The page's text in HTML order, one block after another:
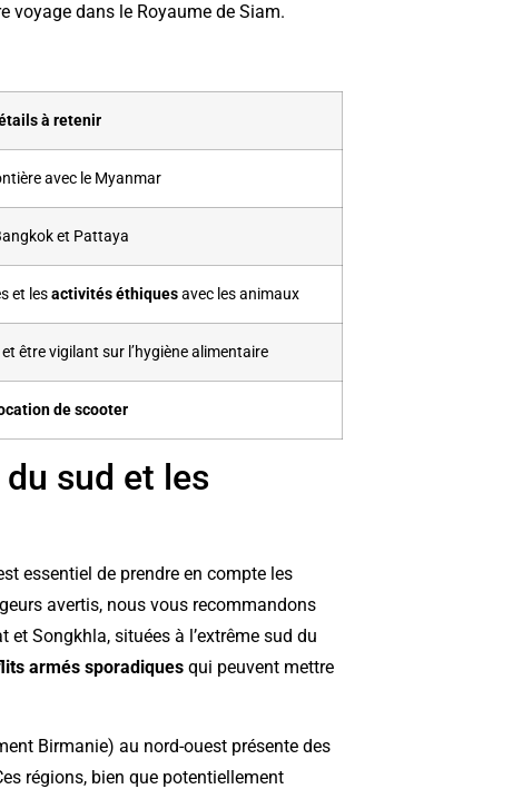
voyage dans le Royaume de Siam.
à retenir
avec le Myanmar
et Pattaya
et lesactivités éthiquesavec les animaux
et être vigilant sur l’hygiène alimentaire
de scooter
sud et les
essentiel de prendre en compte les
avertis, nous vous recommandons
et Songkhla, situées à l’extrême sud du
armés sporadiques qui peuvent mettre
Birmanie) au nord-ouest présente des
régions, bien que potentiellement